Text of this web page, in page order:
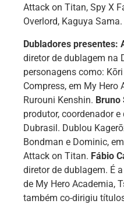
Attack on Titan, Spy X
Overlord, Kaguya Sama.
Dubladores presentes:
diretor de dublagem na
personagens como:
Compress, em My Hero
Rurouni Kenshin. Bruno
produtor, coordenador
Dubrasil. Dublou
Bondman e Dominic,
Attack on Titan. Fábio
diretor de dublagem. É
de My Hero Academia,
também co-dirigiu